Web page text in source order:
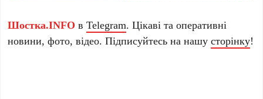
Шостка.INFO вTelegram. Цікаві та оперативні
новини, фото, відео. Підписуйтесь на нашусторінку!